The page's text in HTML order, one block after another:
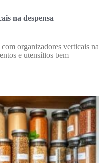
na despensa
organizadores verticais na
e utensílios bem